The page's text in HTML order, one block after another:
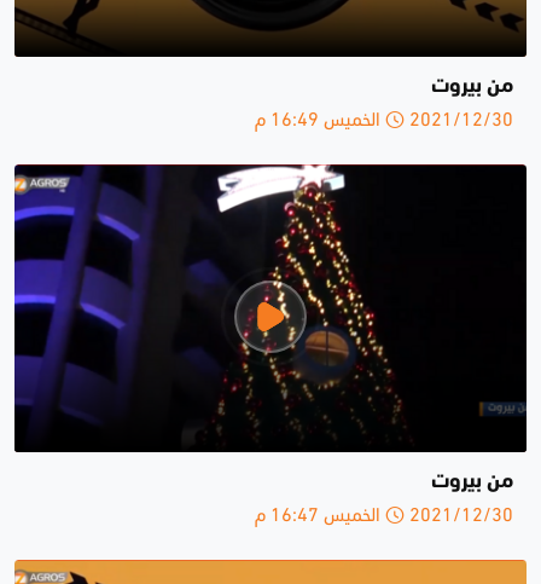
من بيروت
2021/12/30 الخميس 16:49 م
من بيروت
2021/12/30 الخميس 16:47 م